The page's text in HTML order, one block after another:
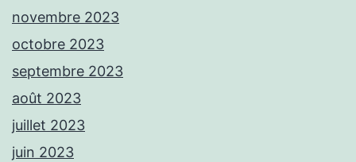
novembre 2023
octobre 2023
septembre 2023
août 2023
juillet 2023
juin 2023